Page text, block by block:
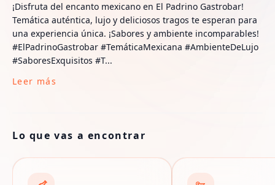
¡Disfruta del encanto mexicano en El Padrino Gastrobar!
Temática auténtica, lujo y deliciosos tragos te esperan para
una experiencia única. ¡Sabores y ambiente incomparables!
#ElPadrinoGastrobar #TemáticaMexicana #AmbienteDeLujo
#SaboresExquisitos #T...
Leer más
Lo que vas a encontrar